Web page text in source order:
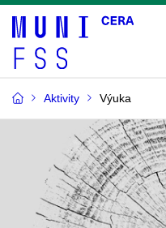
Aktivity Výuka